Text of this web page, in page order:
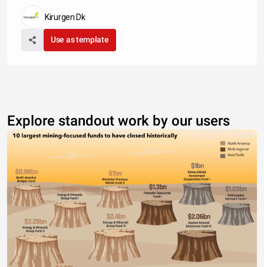
Kirurgen Dk
Use as template
Explore standout work by our users